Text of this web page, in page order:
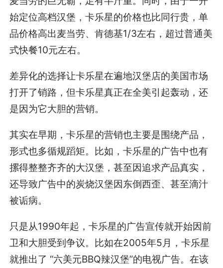
始定位高档汉堡，卡乐星的价格也比同行贵，单
品价格高出麦当劳、肯德基1/3左右，超过普通美
式快餐10元左右。
差异化的选择让卡乐星在遍地汉堡店的美国市场
打开了销路，但卡乐星真正在全美引起轰动，还
是因为它大胆的营销。
其实在早期，卡乐星的营销也主要是围绕产品，
形式也多循规蹈矩。比如，卡乐星的广告中也有
摞得整整齐齐的大汉堡，甚至因追求产品真实，
还导致广告中的炭烧汉堡因东倒西歪、甚至滴汁
被诟病。
只是从1990年起，卡乐星的广告宣传就开始因前
卫和大胆受到争议。比如在2005年5月，卡乐星
就推出了 “六美元BBQ辣汉堡”的电视广告。在该